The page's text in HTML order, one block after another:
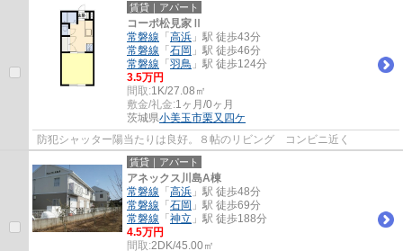
賃貸｜アパート
コーポ松見家Ⅱ
常磐線 「 高浜 」駅 徒歩43分
常磐線 「 石岡 」駅 徒歩46分
常磐線 「 羽鳥 」駅 徒歩124分
3.5万円
間取:1K/27.08㎡
敷金/礼金:1ヶ月/0ヶ月
茨城県小美玉市栗又四ケ
防犯シャッター陽当たりは良好。８帖のリビング コンビニ近く
賃貸｜アパート
アネックス川島A棟
常磐線 「 高浜 」駅 徒歩48分
常磐線 「 石岡 」駅 徒歩69分
常磐線 「 神立 」駅 徒歩188分
4.5万円
間取:2DK/45.00㎡